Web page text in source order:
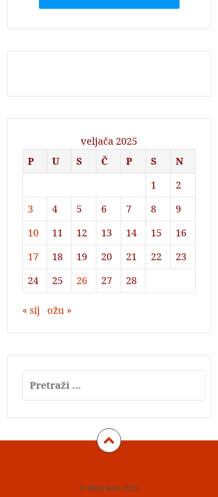
veljača 2025
P
U S Č P S
N
1
2
3
4 5 6 7 8
9
10
11 12 13 14 15
16
17
18 19 20 21 22
23
24
25 26 27 28
« sij ožu »
© HKM Köln 2025